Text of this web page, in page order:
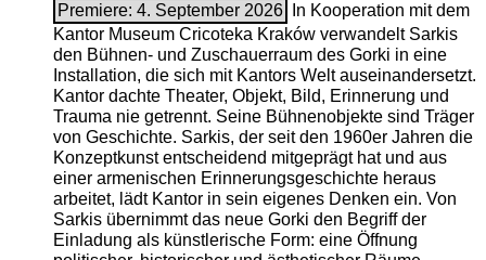
Premiere: 4. September 2026
In Kooperation mit dem
Kantor Museum Cricoteka Kraków verwandelt Sarkis
den Bühnen- und Zuschauerraum des Gorki in eine
Installation, die sich mit Kantors Welt auseinandersetzt.
Kantor dachte Theater, Objekt, Bild, Erinnerung und
Trauma nie getrennt. Seine Bühnenobjekte sind Träger
von Geschichte. Sarkis, der seit den 1960er Jahren die
Konzeptkunst entscheidend mitgeprägt hat und aus
einer armenischen ­Erinnerungsgeschichte heraus
arbeitet, lädt Kantor in sein eigenes Denken ein. Von
Sarkis übernimmt das neue Gorki den Begriff der
Einladung als künstlerische Form: eine Öffnung